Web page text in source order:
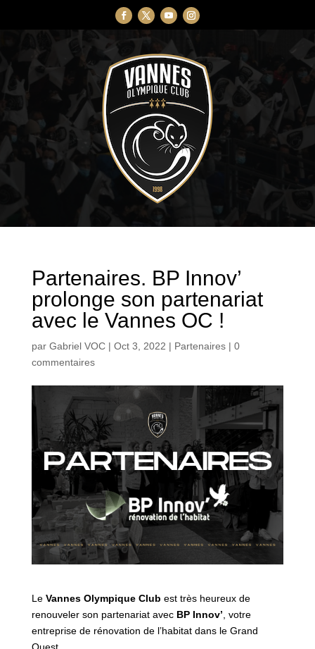
Partenaires. BP Innov’
prolonge son partenariat
avec le Vannes OC !
par Gabriel VOC| Oct 3, 2022 | Partenaires| 0
commentaires
Le Vannes Olympique Club est très heureux de
renouveler son partenariat avec BP Innov’ , votre
entreprise de rénovation de l’habitat dans le Grand
Ouest.